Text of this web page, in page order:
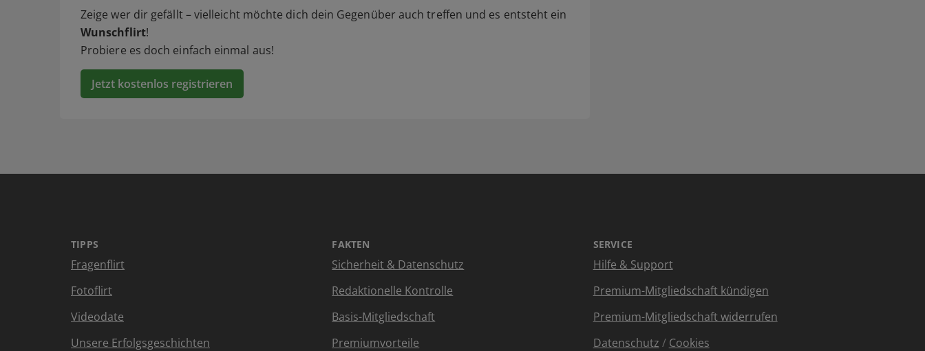
Zeige wer dir gefällt – vielleicht möchte dich dein Gegenüber auch treffen und es entsteht ein
Wunschflirt!
Probiere es doch einfach einmal aus!
Jetzt kostenlos registrieren
TIPPS
Fragenflirt
Fotoflirt
Videodate
Unsere Erfolgsgeschichten
FAKTEN
Sicherheit & Datenschutz
Redaktionelle Kontrolle
Basis-Mitgliedschaft
Premiumvorteile
SERVICE
Hilfe & Support
Premium-Mitgliedschaft kündigen
Premium-Mitgliedschaft widerrufen
Datenschutz / Cookies